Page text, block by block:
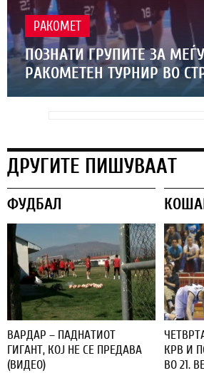
РАКОМЕТ
ПОЗНАТИ ГРУПИТЕ ЗА
РАКОМЕТЕН ТУРНИР ВО
ДРУГИТЕ ПИШУВААТ
ФУДБАЛ
ВАРДАР – ПАДНАТИОТ
ГИГАНТ, КОЈ НЕ СЕ ПРЕДАВА
(ВИДЕО)
КРВ И
ВО 21.